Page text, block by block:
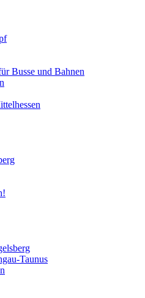
Busse und Bahnen
Taunus